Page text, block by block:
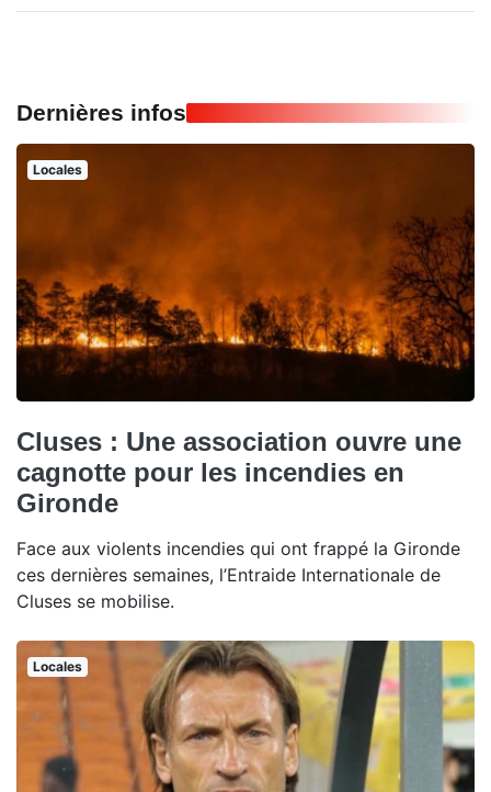
Dernières infos
Locales
Cluses : Une association ouvre une
cagnotte pour les incendies en
Gironde
Face aux violents incendies qui ont frappé la Gironde
ces dernières semaines, l’Entraide Internationale de
Cluses se mobilise.
Locales